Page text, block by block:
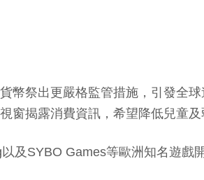
幣祭出更嚴格監管措施，引發全
窗揭露消費資訊，希望降低兒童及
及SYBO Games等歐洲知名遊戲